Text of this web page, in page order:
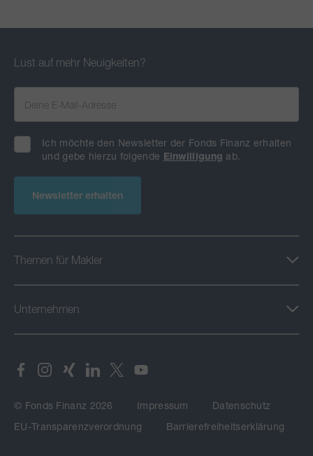
Themen für Makler
Unternehmen
Lust auf mehr Neuigkeiten?
Ich möchte den Newsletter der Fonds Finanz erhalten
und gebe hierzu folgende Einwilligung ab.
Newsletter erhalten
© Fonds Finanz 2026 Impressum
Datenschutz
EU-Transparenzverordnung
Barrierefreiheitserklärung